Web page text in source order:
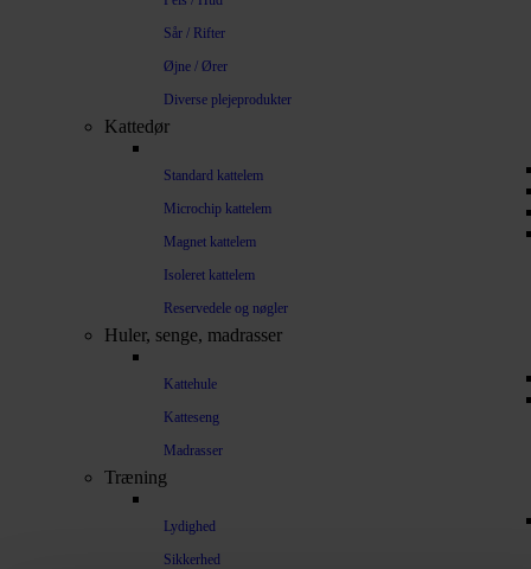
Sår / Rifter
Øjne / Ører
Diverse plejeprodukter
Kattedør
Standard kattelem
Microchip kattelem
Magnet kattelem
Isoleret kattelem
Reservedele og nøgler
Huler, senge, madrasser
Kattehule
Katteseng
Madrasser
Træning
Lydighed
Sikkerhed